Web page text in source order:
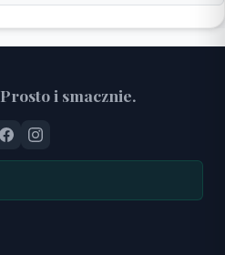
Prosto i smacznie.